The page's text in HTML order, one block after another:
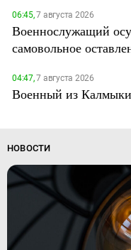
06:45,7 августа 2026
Военнослужащий
самовольное
04:47,7 августа 2026
Военный из
НОВОСТИ